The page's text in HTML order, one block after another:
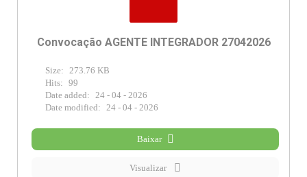
Convocação AGENTE INTEGRADOR 27042026
Size:
273.76 KB
Hits: 99
Date added:
24 - 04 - 2026
Date modified:
24 - 04 - 2026
Baixar
Visualizar